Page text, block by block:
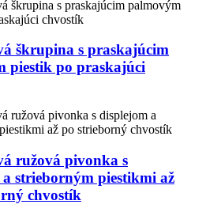
škrupina s praskajúcim
piestik po praskajúci
ružová pivonka s
strieborným piestikmi až
chvostík